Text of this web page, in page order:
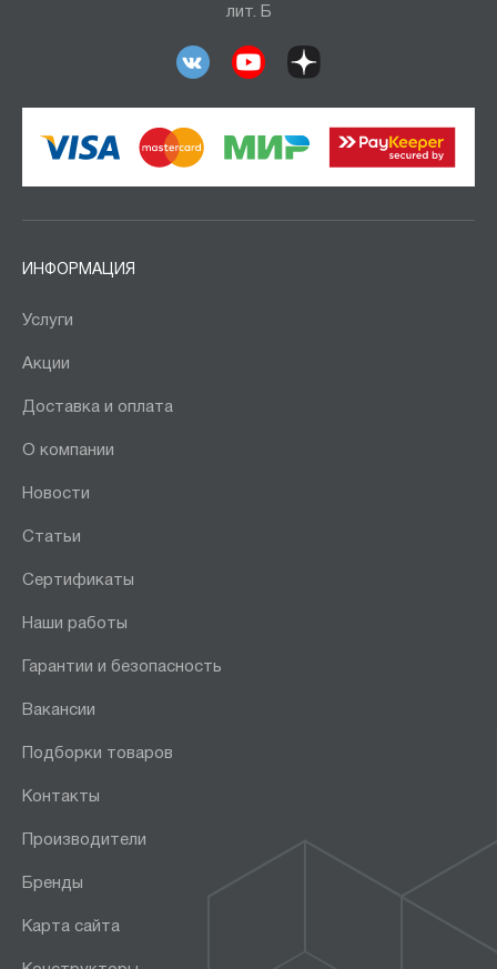
лит. Б
ИНФОРМАЦИЯ
Услуги
Акции
Доставка и оплата
О компании
Новости
Статьи
Сертификаты
Наши работы
Гарантии и безопасность
Вакансии
Подборки товаров
Контакты
Производители
Бренды
Карта сайта